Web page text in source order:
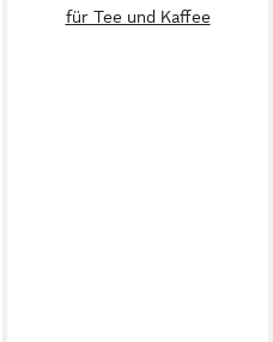
für Tee und Kaffee